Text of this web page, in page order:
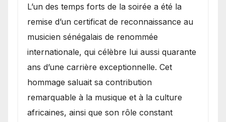
​L’un des temps forts de la soirée a été la
remise d’un certificat de reconnaissance au
musicien sénégalais de renommée
internationale, qui célèbre lui aussi quarante
ans d’une carrière exceptionnelle. Cet
hommage saluait sa contribution
remarquable à la musique et à la culture
africaines, ainsi que son rôle constant